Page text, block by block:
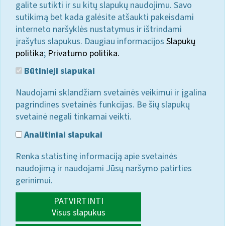
galite sutikti ir su kitų slapukų naudojimu. Savo
sutikimą bet kada galėsite atšaukti pakeisdami
interneto naršyklės nustatymus ir ištrindami
įrašytus slapukus. Daugiau informacijos Slapukų
politika; Privatumo politika.
Būtinieji slapukai
Naudojami sklandžiam svetainės veikimui ir įgalina
pagrindines svetainės funkcijas. Be šių slapukų
svetainė negali tinkamai veikti.
Analitiniai slapukai
Renka statistinę informaciją apie svetainės
naudojimą ir naudojami Jūsų naršymo patirties
gerinimui.
PATVIRTINTI
Visus slapukus